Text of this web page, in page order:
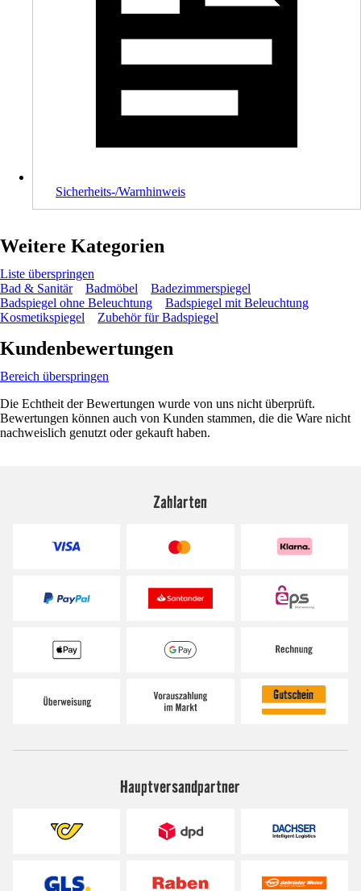
Sicherheits-/Warnhinweis
Weitere Kategorien
Liste überspringen
Bad & Sanitär
Badmöbel
Badezimmerspiegel
Badspiegel ohne Beleuchtung
Badspiegel mit Beleuchtung
Kosmetikspiegel
Zubehör für Badspiegel
Kundenbewertungen
Bereich überspringen
Die Echtheit der Bewertungen wurde von uns nicht überprüft.
Bewertungen können auch von Kunden stammen, die die Ware nicht
nachweislich genutzt oder gekauft haben.
Zahlarten
Hauptversandpartner